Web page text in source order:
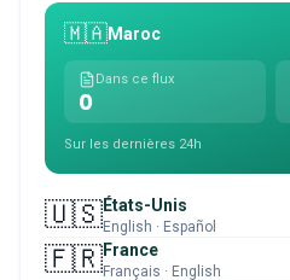
🇲🇦Maroc
Dans ce flux
0
Sur les dernières 24h
🇺🇸États-Unis
English · Español
🇫🇷France
Français · English